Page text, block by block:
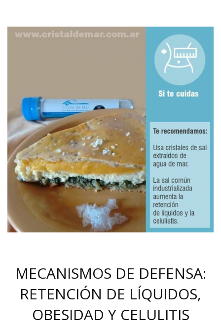
MECANISMOS DE DEFENSA:
RETENCIÓN DE LÍQUIDOS,
OBESIDAD Y CELULITIS